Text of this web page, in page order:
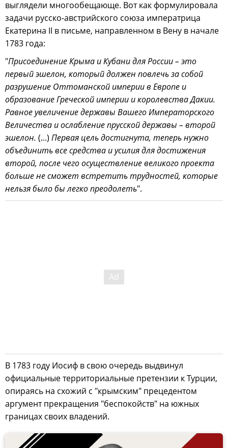
выглядели многообещающе. Вот как формулировала
задачи русско-австрийского союза императрица
Екатерина II в письме, направленном в Вену в начале
1783 года:
"Присоединение Крыма и Кубани для России – это
первый эшелон, который должен повлечь за собой
разрушение Оттоманской империи в Европе и
образование Греческой империи и королевства Дакии.
Равное увеличение державы Вашего Императорского
Величества и ослабление прусской державы – второй
эшелон. (...) Первая цель достигнута, теперь нужно
объединить все средства и усилия для достижения
второй, после чего осуществление великого проекта
больше не сможет встретить трудностей, которые
нельзя было бы легко преодолеть".
В 1783 году Иосиф в свою очередь выдвинул
официальные территориальные претензии к Турции,
опираясь на схожий с "крымским" прецедентом
аргумент прекращения "беспокойств" на южных
границах своих владений.